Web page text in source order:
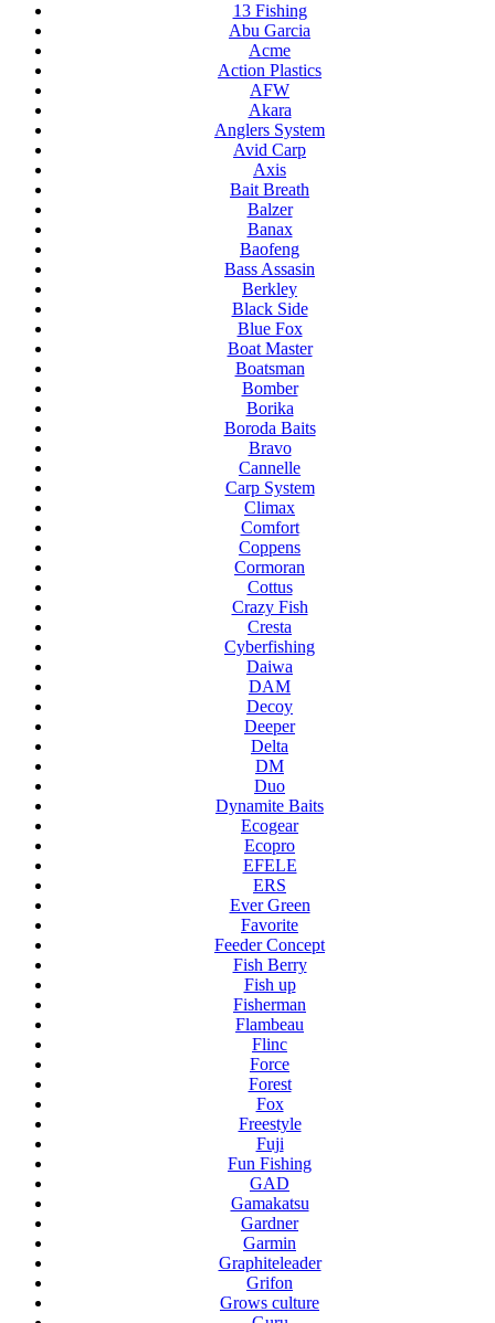
13 Fishing
Abu Garcia
Acme
Action Plastics
AFW
Akara
Anglers System
Avid Carp
Axis
Bait Breath
Balzer
Banax
Baofeng
Bass Assasin
Berkley
Black Side
Blue Fox
Boat Master
Boatsman
Bomber
Borika
Boroda Baits
Bravo
Cannelle
Carp System
Climax
Comfort
Coppens
Cormoran
Cottus
Crazy Fish
Cresta
Cyberfishing
Daiwa
DAM
Decoy
Deeper
Delta
DM
Duo
Dynamite Baits
Ecogear
Ecopro
EFELE
ERS
Ever Green
Favorite
Feeder Concept
Fish Berry
Fish up
Fisherman
Flambeau
Flinc
Force
Forest
Fox
Freestyle
Fuji
Fun Fishing
GAD
Gamakatsu
Gardner
Garmin
Graphiteleader
Grifon
Grows culture